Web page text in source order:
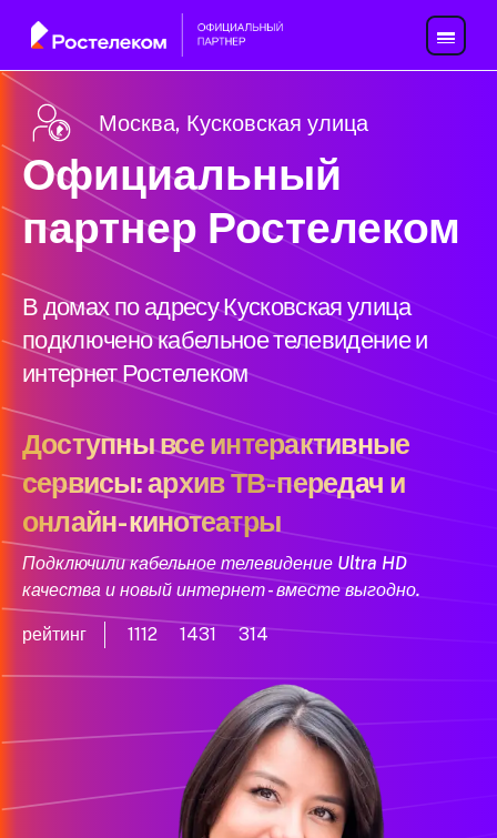
Москва, Кусковская улица
Официальный
партнер Ростелеком
В домах по адресу Кусковская улица
подключено кабельное телевидение и
интернет Ростелеком
Доступны все интерактивные
сервисы: архив ТВ-передач и
онлайн-кинотеатры
Подключили кабельное телевидение Ultra HD
качества и новый интернет - вместе выгодно.
рейтинг 1112 1431 314